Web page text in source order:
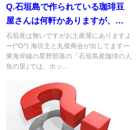
Q.石垣島で作られている珈琲豆
屋さんは何軒かありますが、そ
の中で、インスタント式にまで
して売って下さるお店をご存知
でしたら是非教えて下さい🙇‍♀️
石垣産は無いですがお土産屋にありますよ
ー(^O^) 海坊主と丸俊商会が出してますー
東海岸線の星野部落の「石垣島産珈琲の人
魚の里｣では、ホッ...